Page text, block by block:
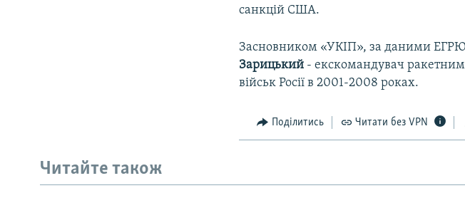
санкцій США.
Засновником «УКІП», за даними
Зарицький - екскомандувач
військ Росії в 2001-2008 роках.
Поділитись Читати без VPN
Читайте також